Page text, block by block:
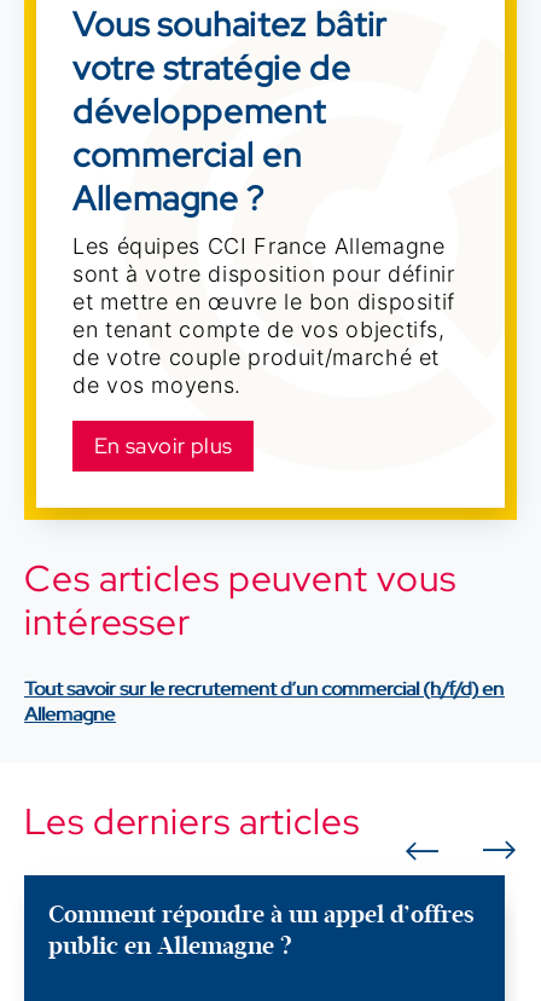
Vous souhaitez bâtir
votre stratégie de
développement
commercial en
Allemagne ?
Les équipes CCI France Allemagne
sont à votre disposition pour définir
et mettre en œuvre le bon dispositif
en tenant compte de vos objectifs,
de votre couple produit/marché et
de vos moyens.
En savoir plus
Ces articles peuvent vous
intéresser
Tout savoir sur le recrutement d’un commercial (h/f/d) en
Allemagne
Les derniers articles
Comment répondre à un appel d’offres
public en Allemagne ?